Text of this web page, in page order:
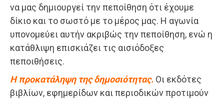
να μας δημιουργεί την πεποίθηση ότι έχουμε
δίκιο και το σωστό με το μέρος μας. Η αγωνία
υπονομεύει αυτήν ακριβώς την πεποίθηση, ενώ η
κατάθλιψη επισκιάζει τις αισιόδοξες
πεποιθήσεις.
Η προκατάληψη της δημοσιότητας. Οι εκδότες
βιβλίων, εφημερίδων και περιοδικών προτιμούν